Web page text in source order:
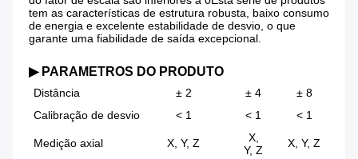
tem as características de estrutura robusta, baixo consumo
de energia e excelente estabilidade de desvio, o que
garante uma fiabilidade de saída excepcional.
▶ PARAMETROS DO PRODUTO
Distância ± 2 ± 4
± 8
Calibração de desvio
< 1 < 1 < 1
Medição axial X, Y, Z
X,
Y, Z
X, Y, Z